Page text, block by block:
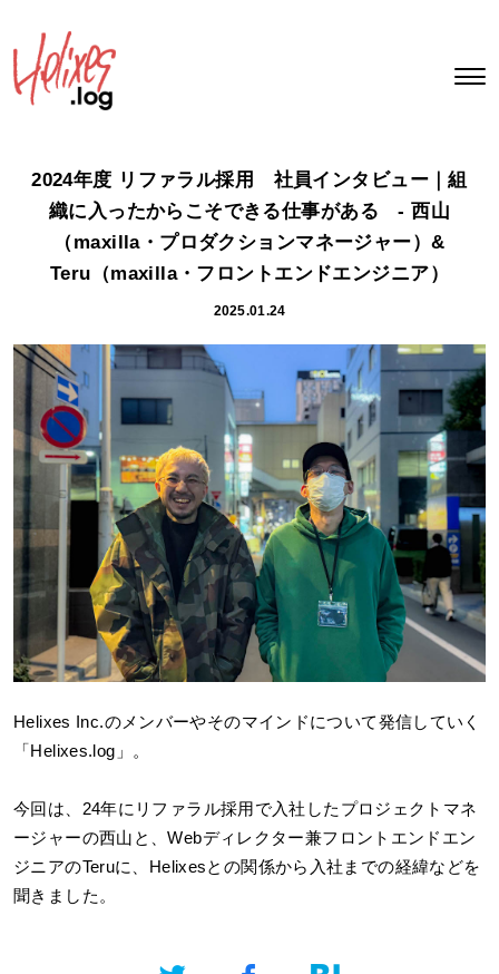
2024年度 リファラル採用 社員インタビュー｜組
織に入ったからこそできる仕事がある - 西山
（maxilla・プロダクションマネージャー）&
Teru（maxilla・フロントエンドエンジニア）
2025.01.24
Helixes Inc.のメンバーやそのマインドについて発信していく
「Helixes.log」。
今回は、24年にリファラル採用で入社したプロジェクトマネ
ージャーの西山と、Webディレクター兼フロントエンドエン
ジニアのTeruに、Helixesとの関係から入社までの経緯などを
聞きました。